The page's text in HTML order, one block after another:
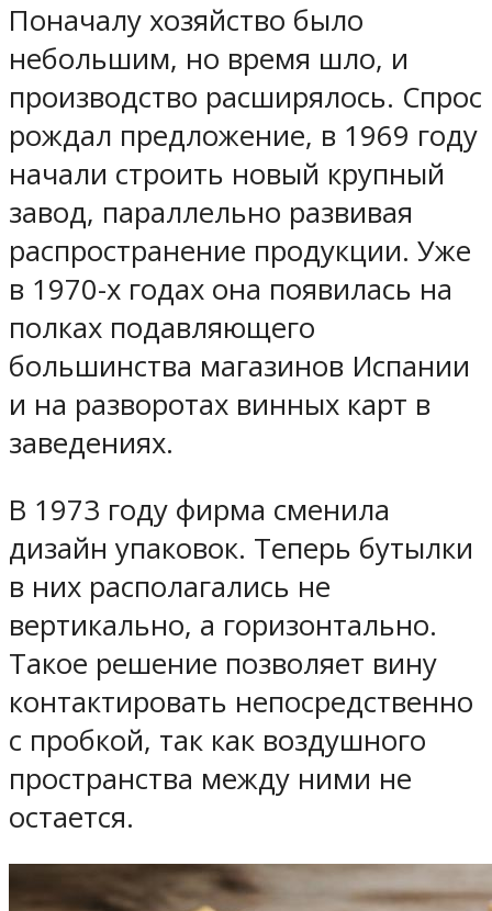
Поначалу хозяйство было
небольшим, но время шло, и
производство расширялось. Спрос
рождал предложение, в 1969 году
начали строить новый крупный
завод, параллельно развивая
распространение продукции. Уже
в 1970-х годах она появилась на
полках подавляющего
большинства магазинов Испании
и на разворотах винных карт в
заведениях.
В 1973 году фирма сменила
дизайн упаковок. Теперь бутылки
в них располагались не
вертикально, а горизонтально.
Такое решение позволяет вину
контактировать непосредственно
с пробкой, так как воздушного
пространства между ними не
остается.